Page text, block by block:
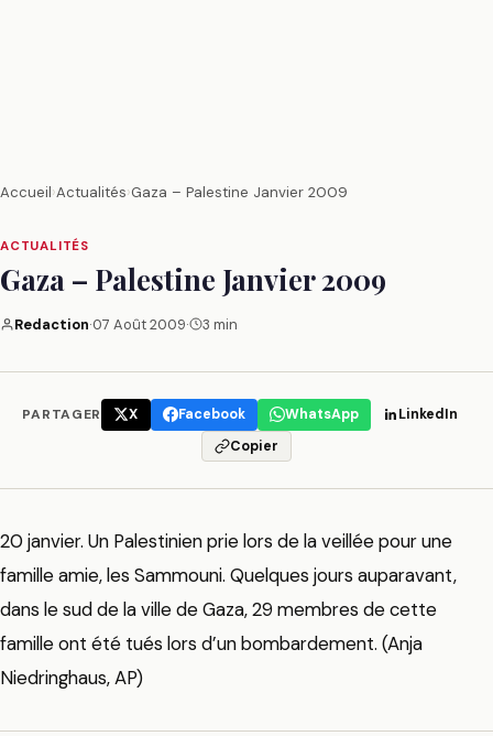
Accueil›Actualités›Gaza – Palestine Janvier 2009
ACTUALITÉS
Gaza – Palestine Janvier 2009
Redaction·07 Août 2009· 3 min
PARTAGER X Facebook WhatsApp
LinkedIn
Copier
20 janvier. Un Palestinien prie lors de la veillée pour une
famille amie, les Sammouni. Quelques jours auparavant,
dans le sud de la ville de Gaza, 29 membres de cette
famille ont été tués lors d’un bombardement. (Anja
Niedringhaus, AP)